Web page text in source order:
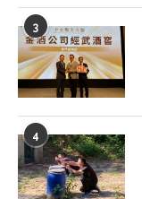
3
4